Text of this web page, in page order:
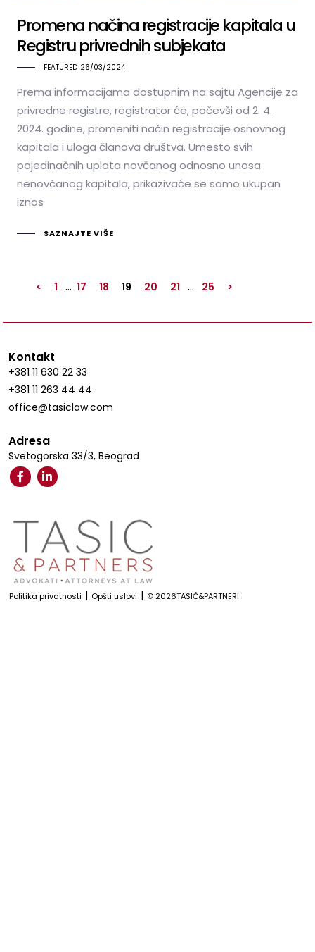
Promena načina registracije kapitala u
Registru privrednih subjekata
FEATURED 26/03/2024
Prema informacijama dostupnim na sajtu Agencije za
privredne registre, registrator će, počevši od 2. 4.
2024. godine, promeniti način registracije osnovnog
kapitala i uloga članova društva. Umesto svih
pojedinačnih uplata novčanog odnosno unosa
nenovčanog kapitala, prikazivaće se samo ukupan
iznos
SAZNAJTE VIŠE
< 1 … 17 18 19 20 21 … 25 >
Kontakt
+381 11 630 22 33
+381 11 263 44 44
office@tasiclaw.com
Adresa
Svetogorska 33/3, Beograd
Politika privatnosti | Opšti uslovi | © 2026TASIĆ&PARTNERI